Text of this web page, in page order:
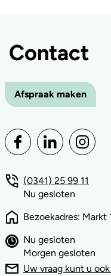
Contact
Afspraak maken
(0341) 25 99 11
Nu gesloten
Bezoekadres: Markt
Nu gesloten
Morgen gesloten
Uw vraag kunt u